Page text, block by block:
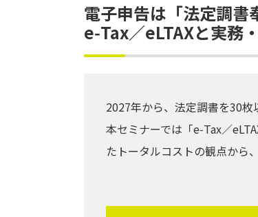
電子申告は「法定調書
e‑Tax／eLTAXと実務
2027年から、法定調書を30枚
本セミナーでは「e‑Tax／
たトータルコストの観点から